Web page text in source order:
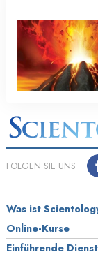
FOLGEN SIE UNS
Was ist
Online-Kurse
Einführende